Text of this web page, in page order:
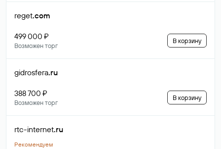
reget.com
499 000 ₽
Возможен торг
В корзину
gidrosfera.ru
388 700 ₽
Возможен торг
В корзину
rtc-internet.ru
Рекомендуем